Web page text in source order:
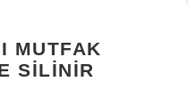
MUTFAK
SILINIR